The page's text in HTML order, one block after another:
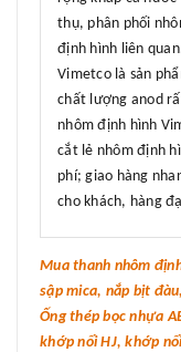
thụ, phân phối
định hình liên
Vimetco là sản
chất lượng anod
nhôm định hình
cắt lẻ nhôm định
phí; giao hàng
cho khách, hàng
Mua thanh nhôm
sập mica, nắp bịt
Ống thép bọc nhựa
khớp nối HJ, khớp